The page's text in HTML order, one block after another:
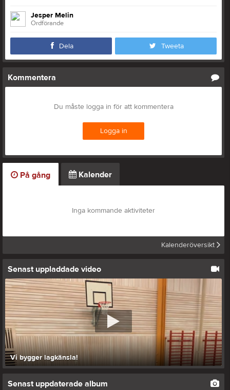
Jesper Melin
Ordförande
Dela Tweeta
Kommentera
Du måste logga in för att kommentera
Logga in
På gång Kalender
Inga kommande aktiviteter
Kalenderöversikt
Senast uppladdade video
Vi bygger lagkänsla!
Senast uppdaterade album